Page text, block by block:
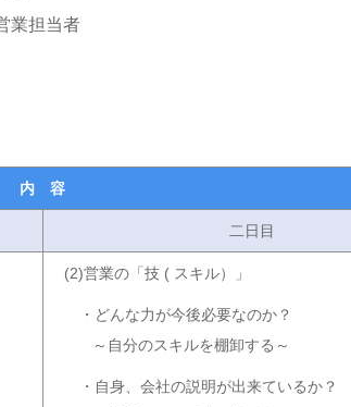
業担当者
内 容
二日目
(2)営業の「技 ( スキル）」
・どんな力が今後必要なのか？
～自分のスキルを棚卸する～
・自身、会社の説明が出来ているか？